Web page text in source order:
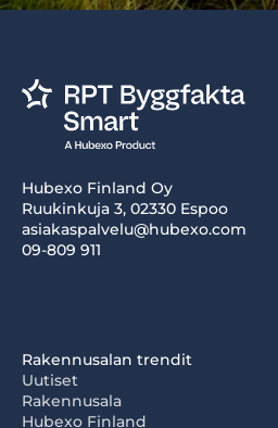
Hubexo Finland Oy
Ruukinkuja 3, 02330 Espoo
asiakaspalvelu@hubexo.com
09-809 911
Rakennusalan trendit
Uutiset
Rakennusala
Hubexo Finland